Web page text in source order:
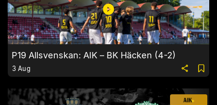
P19 Allsvenskan: AIK – BK Häcken (4-2)
3 Aug